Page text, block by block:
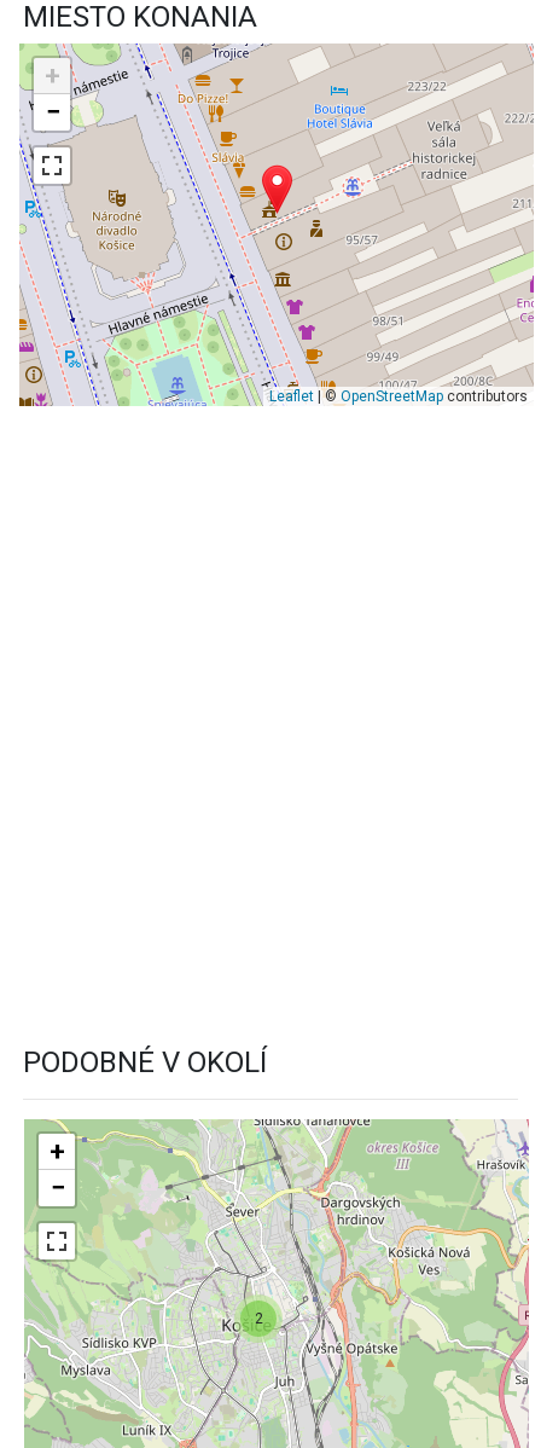
MIESTO KONANIA
+
−
Leaflet| © OpenStreetMapcontributors
PODOBNÉ V OKOLÍ
2
+
−